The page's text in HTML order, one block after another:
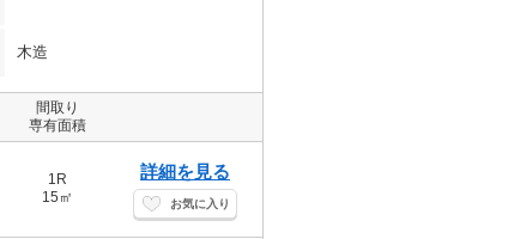
木造
間取り
専有面積
1R
15㎡
詳細を見る
お気に入り